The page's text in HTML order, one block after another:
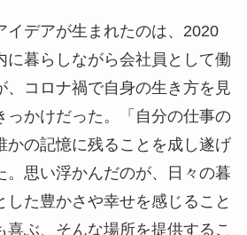
イデアが生まれたのは、2020
に暮らしながら会社員として働
、コロナ禍で自身の生き方を見
っかけだった。「自分の仕事の
かの記憶に残ることを成し遂げ
。思い浮かんだのが、日々の暮
した豊かさや幸せを感じること
喜ぶ、そんな場所を提供するこ